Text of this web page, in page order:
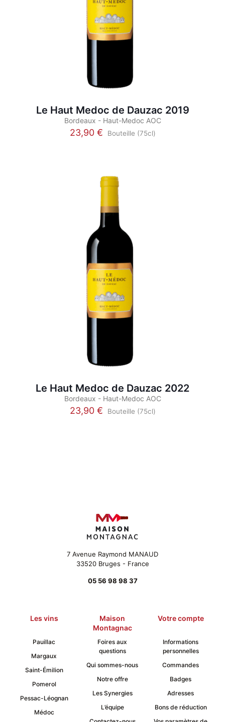
Le Haut Medoc de Dauzac 2019
Bordeaux - Haut-Medoc AOC
23,90 €
Bouteille (75cl)
plusieurs
variations.
Les
options
peuvent
être
choisies
du
produit
Le Haut Medoc de Dauzac 2022
Bordeaux - Haut-Medoc AOC
23,90 €
Bouteille (75cl)
sur
la
page
produit
7 Avenue Raymond MANAUD
33520 Bruges - France
05 56 98 98 37
Les vins
Maison
Montagnac
Votre compte
Pauillac
Margaux
Saint-Émilion
Pomerol
Pessac-Léognan
Médoc
Foires aux
questions
Qui sommes-nous
Notre offre
Les Synergies
L’équipe
Informations
personnelles
Commandes
Badges
Adresses
Bons de réduction